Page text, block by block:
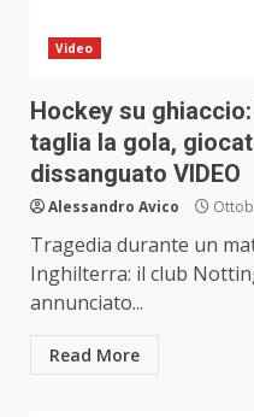
Video
Hockey su
taglia la gola,
dissanguato VIDEO
Alessandro Avico
Tragedia durante un
Inghilterra: il club
annunciato...
Read More